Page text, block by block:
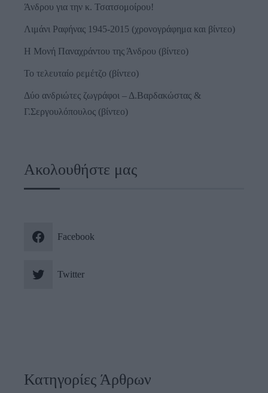
Άνδρου για την κ. Τσατσομοίρου!
Λιμάνι Ραφήνας 1945-2015 (χρονογράφημα και βίντεο)
Η Μονή Παναχράντου της Άνδρου (βίντεο)
Το τελευταίο ρεμέτζο (βίντεο)
Δύο ανδριώτες ζωγράφοι – Δ.Βαρδακώστας &
Γ.Σεργουλόπουλος (βίντεο)
Ακολουθήστε μας
Facebook
Twitter
Κατηγορίες Άρθρων